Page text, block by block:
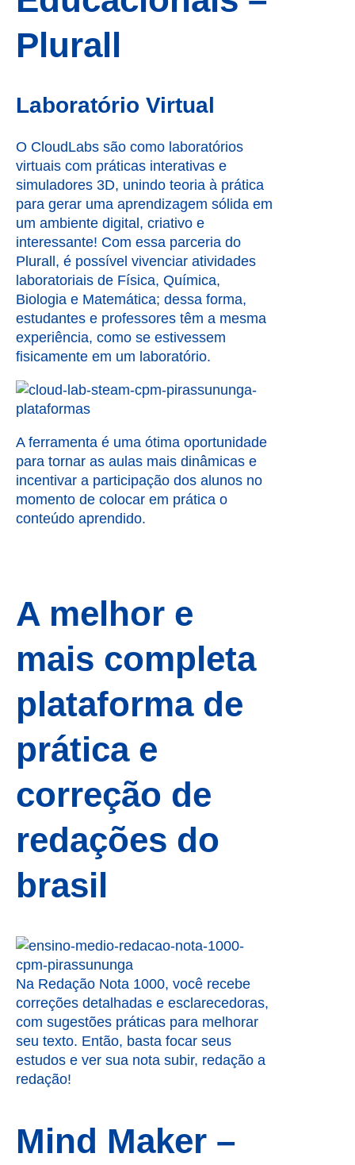
Plurall
Laboratório Virtual
O CloudLabs são como laboratórios
virtuais com práticas interativas e
simuladores 3D, unindo teoria à prática
para gerar uma aprendizagem sólida em
um ambiente digital, criativo e
interessante! Com essa parceria do
Plurall, é possível vivenciar atividades
laboratoriais de Física, Química,
Biologia e Matemática; dessa forma,
estudantes e professores têm a mesma
experiência, como se estivessem
fisicamente em um laboratório.
A ferramenta é uma ótima oportunidade
para tornar as aulas mais dinâmicas e
incentivar a participação dos alunos no
momento de colocar em prática o
conteúdo aprendido.
A melhor e
mais completa
plataforma de
prática e
correção de
redações do
brasil
Na Redação Nota 1000, você recebe
correções detalhadas e esclarecedoras,
com sugestões práticas para melhorar
seu texto. Então, basta focar seus
estudos e ver sua nota subir, redação a
redação!
Mind Maker –